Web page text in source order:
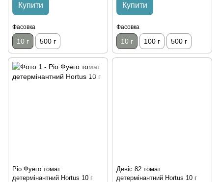
Купити
Фасовка
10 г 500 г
Купити
Фасовка
10 г 100 г 500 г
Ріо Фуего томат
детермінантний Hortus 10 г
Девіс 82 томат
детермінантний Hortus 10 г